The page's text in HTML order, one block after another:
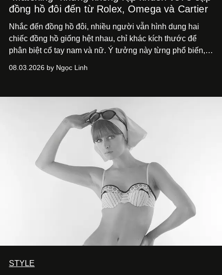
đồng hồ đôi đến từ Rolex, Omega và Cartier
Nhắc đến đồng hồ đôi, nhiều người vẫn hình dung hai
chiếc đồng hồ giống hệt nhau, chỉ khác kích thước để
phân biệt cổ tay nam và nữ. Ý tưởng này từng phổ biến,
khá rập khuôn. Nói lời tạm biết hai phiên bản nam nữ
mải miết tìm kiếm sự đồng nhất tuyệt đối. Họ để những
đường nét, tỷ lệ và bảng màu nối liền hai thiết kế, dù mỗi
phiên bản vẫn mang linh hồn riêng.
08.03.2026 by Ngọc Linh
STYLE